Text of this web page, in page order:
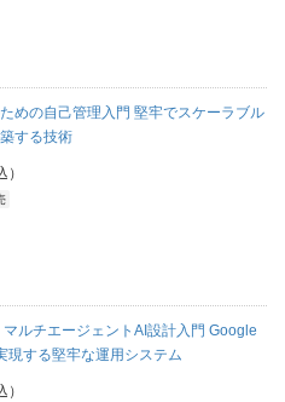
めの自己管理入門 堅牢でスケーラブル
する技術
ルチエージェントAI設計入門 Google
現する堅牢な運用システム